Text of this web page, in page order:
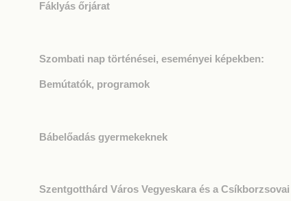
Fáklyás őrjárat
Szombati nap történései, eseményei képekben:
Bemútatók, programok
Bábelőadás gyermekeknek
Szentgotthárd Város Vegyeskara és a